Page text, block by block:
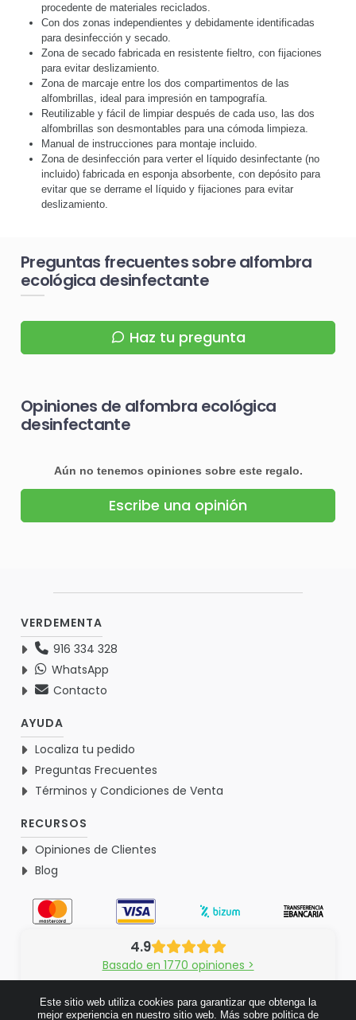
procedente de materiales reciclados.
Con dos zonas independientes y debidamente identificadas
para desinfección y secado.
Zona de secado fabricada en resistente fieltro, con fijaciones
para evitar deslizamiento.
Zona de marcaje entre los dos compartimentos de las
alfombrillas, ideal para impresión en tampografía.
Reutilizable y fácil de limpiar después de cada uso, las dos
alfombrillas son desmontables para una cómoda limpieza.
Manual de instrucciones para montaje incluido.
Zona de desinfección para verter el líquido desinfectante (no
incluido) fabricada en esponja absorbente, con depósito para
evitar que se derrame el líquido y fijaciones para evitar
deslizamiento.
Preguntas frecuentes sobre alfombra
ecológica desinfectante
Haz tu pregunta
Opiniones de alfombra ecológica
desinfectante
Aún no tenemos opiniones sobre este regalo.
Escribe una opinión
VERDEMENTA
916 334 328
WhatsApp
Contacto
AYUDA
Localiza tu pedido
Preguntas Frecuentes
Términos y Condiciones de Venta
RECURSOS
Opiniones de Clientes
Blog
4.9
Basado en 1770 opiniones >
Este sitio web utiliza cookies para garantizar que obtenga la
mejor experiencia en nuestro sitio web. Más sobre politica de